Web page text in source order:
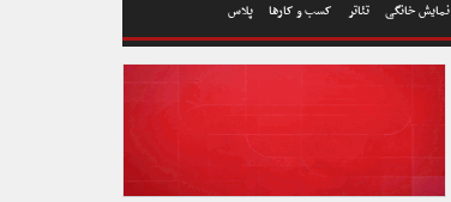
نمایش خانگی تئاتر کسب و کارها پلاس